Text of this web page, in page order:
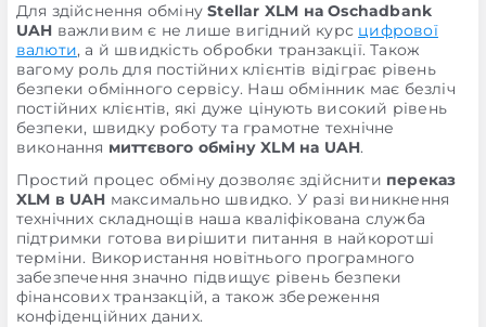
Для здійснення обмінуStellar XLM на Oschadbank
UAH важливим є не лише вигідний курс цифрової
валюти, а й швидкість обробки транзакції. Також
вагому роль для постійних клієнтів відіграє рівень
безпеки обмінного сервісу. Наш обмінник має безліч
постійних клієнтів, які дуже цінують високий рівень
безпеки, швидку роботу та грамотне технічне
виконання миттєвого обміну XLM на UAH.
Простий процес обміну дозволяє здійснити переказ
XLM в UAH максимально швидко. У разі виникнення
технічних складнощів наша кваліфікована служба
підтримки готова вирішити питання в найкоротші
терміни. Використання новітнього програмного
забезпечення значно підвищує рівень безпеки
фінансових транзакцій, а також збереження
конфіденційних даних.